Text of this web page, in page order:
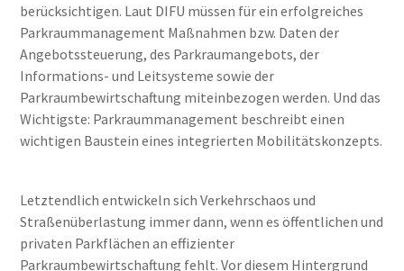
berücksichtigen. Laut DIFU müssen für ein erfolgreiches
Parkraummanagement Maßnahmen bzw. Daten der
Angebotssteuerung, des Parkraumangebots, der
Informations- und Leitsysteme sowie der
Parkraumbewirtschaftung miteinbezogen werden. Und das
Wichtigste: Parkraummanagement beschreibt einen
wichtigen Baustein eines integrierten Mobilitätskonzepts.
Letztendlich entwickeln sich Verkehrschaos und
Straßenüberlastung immer dann, wenn es öffentlichen und
privaten Parkflächen an effizienter
Parkraumbewirtschaftung fehlt. Vor diesem Hintergrund